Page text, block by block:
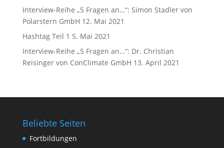
Interview-Reihe „5 Fragen an…“: Simon Stadler von
Polarstern GmbH 12. Mai 2021
Hashtag Teil 1 5. Mai 2021
Interview-Reihe „5 Fragen an…“: Dr. Christian
Reisinger von ConClimate GmbH 13. April 2021
Beliebte Seiten
Fortbildungen